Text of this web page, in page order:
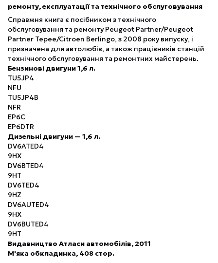
ремонту, експлуатації та технічного обслуговування
Справжня книга є посібником з технічного
обслуговування та ремонту Peugeot Partner/Peugeot
Partner Tepee/Citroen Berlingo, з 2008 року випуску, і
призначена для автолюбів, а також працівників станцій
технічного обслуговування та ремонтних майстерень.
Бензинові двигуни 1,6 л.
TU5JP4
NFU
TU5JP4B
NFR
EP6C
EP6DTR
Дизельні двигуни — 1,6 л.
DV6ATED4
9HX
DV6BTED4
9HT
DV6TED4
9HZ
DV6AUTED4
9HX
DV6BUTED4
9HT
Видавництво Атласи автомобілів, 2011
М'яка обкладинка, 408 стор.